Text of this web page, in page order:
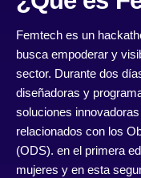
Femtech es un
busca empoderar y
sector. Durante dos
diseñadoras y
soluciones
relacionados con los
(ODS). en el primera
mujeres y en esta